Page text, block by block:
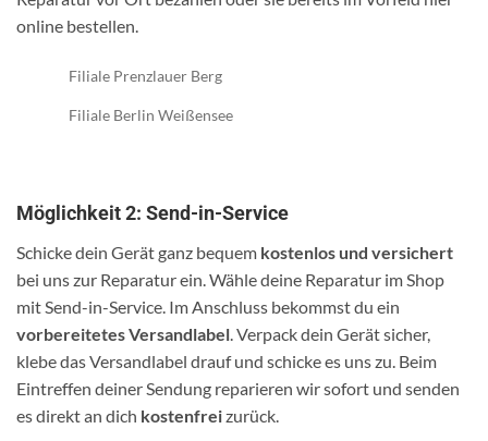
online bestellen.
Filiale Prenzlauer Berg
Filiale Berlin Weißensee
Möglichkeit 2: Send-in-Service
Schicke dein Gerät ganz bequem kostenlos und versichert
bei uns zur Reparatur ein. Wähle deine Reparatur im Shop
mit Send-in-Service. Im Anschluss bekommst du ein
vorbereitetes Versandlabel. Verpack dein Gerät sicher,
klebe das Versandlabel drauf und schicke es uns zu. Beim
Eintreffen deiner Sendung reparieren wir sofort und senden
es direkt an dich kostenfreizurück.